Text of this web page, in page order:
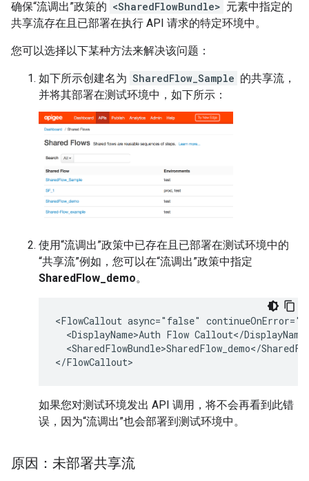
确保“流调出”政策的 <SharedFlowBundle> 元素中指定的
共享流存在且已部署在执行 API 请求的特定环境中。
您可以选择以下某种方法来解决该问题：
如下所示创建名为 SharedFlow_Sample 的共享流，
并将其部署在测试环境中，如下所示：
使用“流调出”政策中已存在且已部署在测试环境中的
“共享流”例如，您可以在“流调出”政策中指定
SharedFlow_demo。
<FlowCallout async="false"
<DisplayName>Auth Flow Callout</
<SharedFlowBundle>SharedFlow_demo</
如果您对测试环境发出 API 调用，将不会再看到此错
误，因为“流调出”也会部署到测试环境中。
原因：未部署共享流